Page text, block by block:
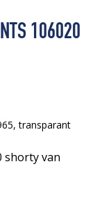
106020
, transparant
shorty van